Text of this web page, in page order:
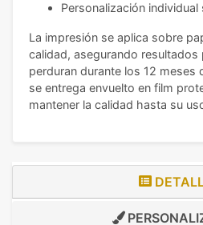
Personalización
La impresión se aplica sobre
calidad, asegurando resultados
perduran durante los 12 meses
se entrega envuelto en film
mantener la calidad hasta su